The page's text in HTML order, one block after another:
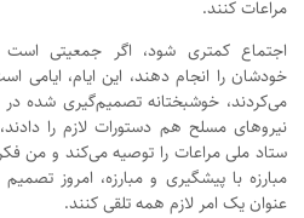
مراعات کنند.
اجتماع کمتری شود، اگر جمعیتی است
خودشان را انجام دهند، این ایام، ایامی
می‌کردند، خوشبختانه تصمیم‌گیری شده
نیروهای مسلح هم دستورات لازم را
ستاد ملی مراعات را توصیه می‌کند و من
مبارزه با پیشگیری و مبارزه، امروز
عنوان یک امر لازم همه تلقی کنند.